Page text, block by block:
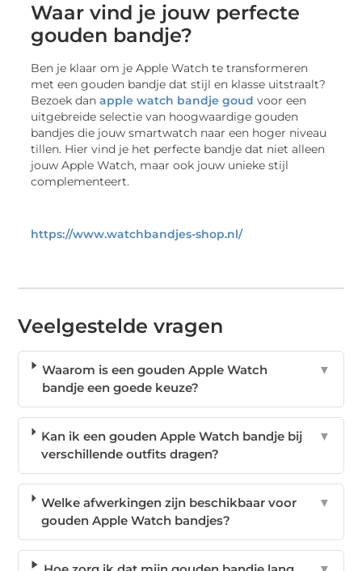
Waar vind je jouw perfecte
gouden bandje?
Ben je klaar om je Apple Watch te transformeren
met een gouden bandje dat stijl en klasse uitstraalt?
Bezoek danapple watch bandje goud voor een
uitgebreide selectie van hoogwaardige gouden
bandjes die jouw smartwatch naar een hoger niveau
tillen. Hier vind je het perfecte bandje dat niet alleen
jouw Apple Watch, maar ook jouw unieke stijl
complementeert.
https://www.watchbandjes-shop.nl/
Veelgestelde vragen
Waarom is een gouden Apple Watch
bandje een goede keuze?
▼
Kan ik een gouden Apple Watch bandje bij
verschillende outfits dragen?
▼
Welke afwerkingen zijn beschikbaar voor
gouden Apple Watch bandjes?
▼